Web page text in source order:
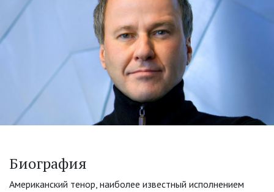
Биография
Американский тенор, наиболее известный исполнением